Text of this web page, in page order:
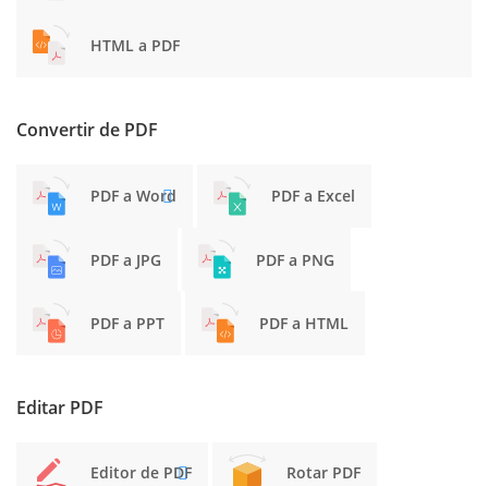
HTML a PDF
Convertir de PDF
PDF a Word PDF a Excel
PDF a JPG PDF a PNG
PDF a PPT PDF a HTML
Editar PDF
Editor de PDF Rotar PDF